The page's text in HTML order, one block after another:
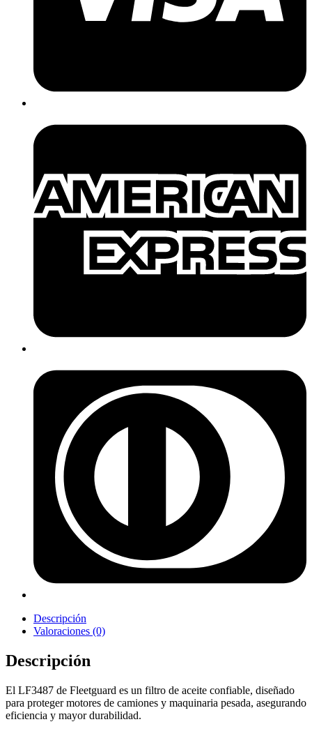
Descripción
Valoraciones (0)
Descripción
El LF3487 de Fleetguard es un filtro de aceite confiable, diseñado
para proteger motores de camiones y maquinaria pesada, asegurando
eficiencia y mayor durabilidad.